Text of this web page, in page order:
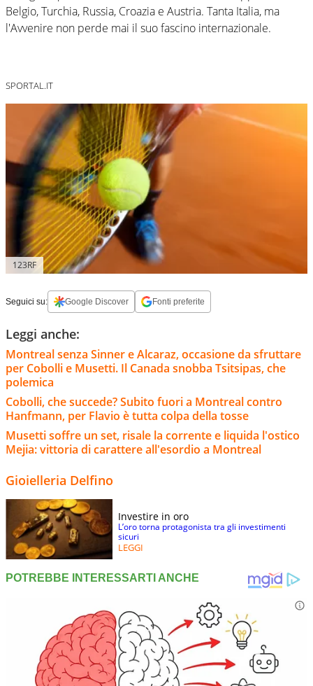
Belgio, Turchia, Russia, Croazia e Austria. Tanta Italia, ma
l'Avvenire non perde mai il suo fascino internazionale.
SPORTAL.IT
123RF
Seguici su: Google Discover Fonti preferite
Leggi anche:
Montreal senza Sinner e Alcaraz, occasione da sfruttare
per Cobolli e Musetti. Il Canada snobba Tsitsipas, che
polemica
Cobolli, che succede? Subito fuori a Montreal contro
Hanfmann, per Flavio è tutta colpa della tosse
Musetti soffre un set, risale la corrente e liquida l'ostico
Mejia: vittoria di carattere all'esordio a Montreal
Gioielleria Delfino
Investire in oro
L’oro torna protagonista tra gli investimenti
sicuri
LEGGI